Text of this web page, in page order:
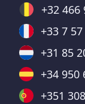
+32 466
+33 7
+31 85
+34 950
+351